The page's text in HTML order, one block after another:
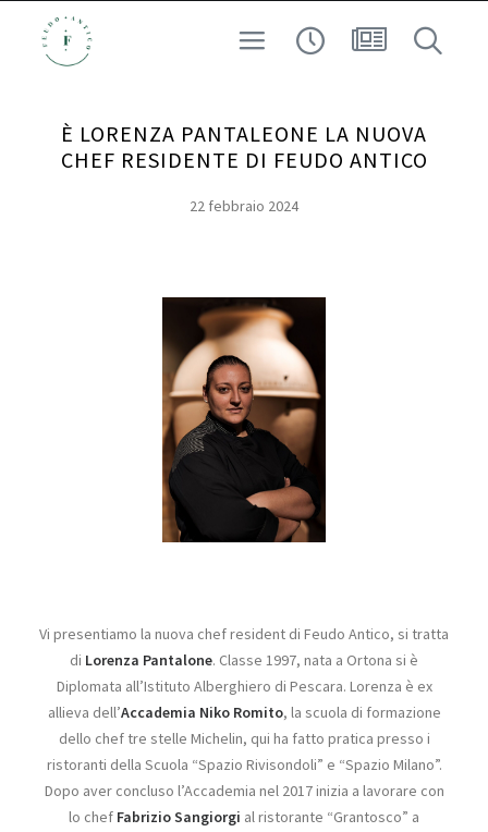
CUSTODI DEL TERRITORIO
ESPERIENZA
ARCHEO-ENOLOGIA
È LORENZA PANTALEONE LA NUOVA
CHEF RESIDENTE DI FEUDO ANTICO
22 febbraio 2024
Vi presentiamo la nuova chef resident di Feudo Antico, si tratta
di Lorenza Pantalone. Classe 1997, nata a Ortona si è
Diplomata all’Istituto Alberghiero di Pescara. Lorenza è ex
allieva dell’Accademia Niko Romito, la scuola di formazione
dello chef tre stelle Michelin, qui ha fatto pratica presso i
ristoranti della Scuola “Spazio Rivisondoli” e “Spazio Milano”.
Dopo aver concluso l’Accademia nel 2017 inizia a lavorare con
lo chef Fabrizio Sangiorgi al ristorante “Grantosco” a